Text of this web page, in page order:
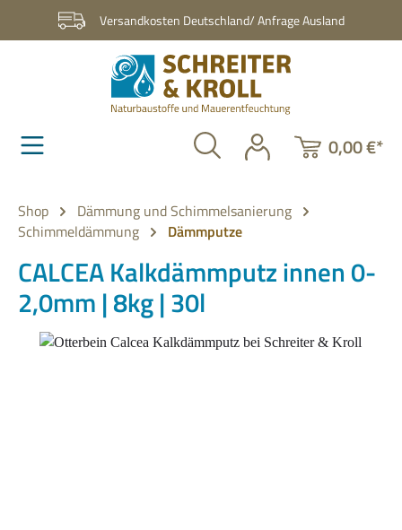
Zum Hauptinhalt springenVersandkosten Deutschland/ Anfrage Ausland
0,00 €*
Shop
Dämmung und Schimmelsanierung
Schimmeldämmung
Dämmputze
CALCEA Kalkdämmputz innen 0-
2,0mm | 8kg | 30l
Bildergalerie überspringen